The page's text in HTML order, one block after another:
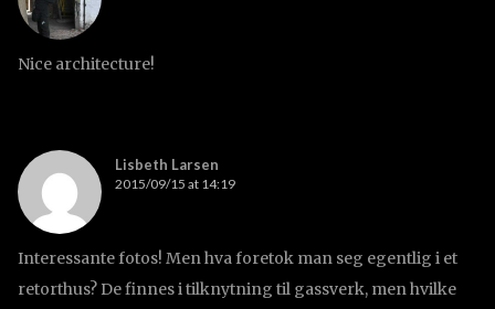
Nice architecture!
Lisbeth Larsen
2015/09/15 at 14:19
Interessante fotos! Men hva foretok man seg egentlig i et
retorthus? De finnes i tilknytning til gassverk, men hvilke